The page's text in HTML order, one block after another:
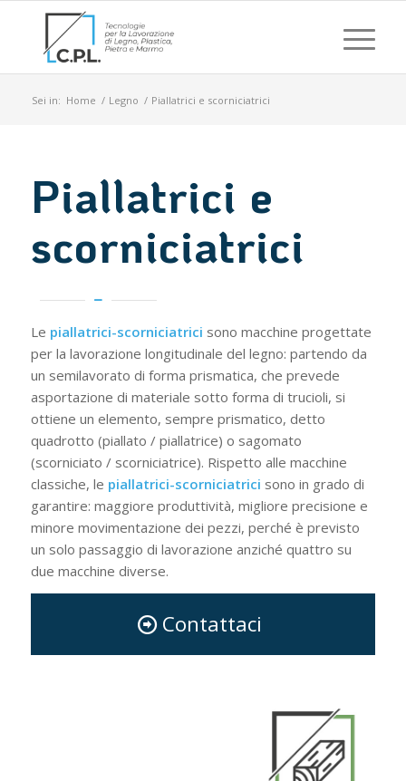
Sei in: Home / Legno / Piallatrici e scorniciatrici
Piallatrici e
scorniciatrici
Le piallatrici-scorniciatrici sono macchine progettate
per la lavorazione longitudinale del legno: partendo da
un semilavorato di forma prismatica, che prevede
asportazione di materiale sotto forma di trucioli, si
ottiene un elemento, sempre prismatico, detto
quadrotto (piallato / piallatrice) o sagomato
(scorniciato / scorniciatrice). Rispetto alle macchine
classiche, le piallatrici-scorniciatrici sono in grado di
garantire: maggiore produttività, migliore precisione e
minore movimentazione dei pezzi, perché è previsto
un solo passaggio di lavorazione anziché quattro su
due macchine diverse.
Contattaci